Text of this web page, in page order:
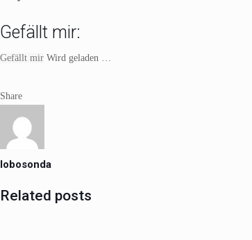
Gefällt mir:
Gefällt mir Wird geladen …
Share
lobosonda
Related posts